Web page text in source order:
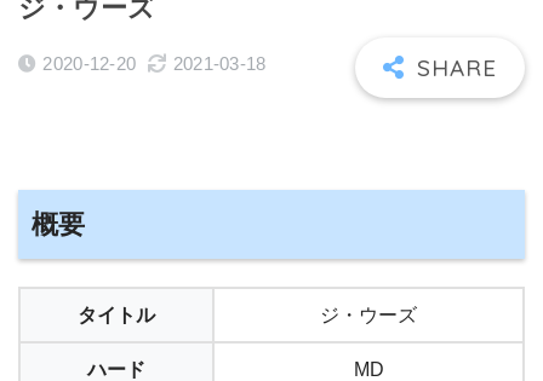
ジ・ウーズ
2020-12-20 2021-03-18
概要
タイトル ジ・ウーズ
ハード MD